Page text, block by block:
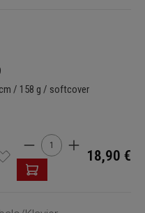
(NBA). Darüber hinaus
und Anmerkungen zur
Schriften des 18.
Forscher Werner Felix,
zu den „Sechs
/ 158 g / softcover
Product Quantity:
18,90 €